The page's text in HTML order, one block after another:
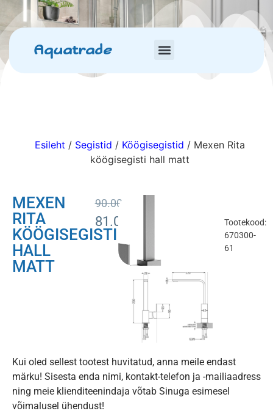
Aquatrade
Esileht / Segistid / Köögisegistid / Mexen Rita
köögisegisti hall matt
MEXEN
RITA
KÖÖGISEGISTI
HALL
MATT
90.00
81.00
Tootekood:
670300-
61
Kui oled sellest tootest huvitatud, anna meile endast
märku! Sisesta enda nimi, kontakt-telefon ja -mailiaadress
ning meie klienditeenindaja võtab Sinuga esimesel
võimalusel ühendust!